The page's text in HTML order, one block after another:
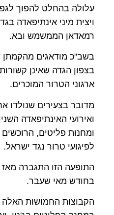
עלולה בהחלט להפוך
ויצית מיני אינתיפאדה
רמאדאן הממשמש ובא.
בשב"כ מודאגים מהקמתן
בצפון הגדה שאינן
ארגוני הטרור המוכרים.
מדובר בצעירים שנולדו
ואירועי האינתיפאדה
ומחנות פליטים,
לפיגועי טרור נגד ישראל.
התופעה הזו התגברה
בחודש מאי שעבר.